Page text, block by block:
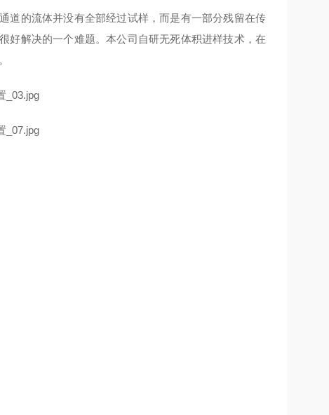
道的流体并没有全部经过试样，而是有一部分残留在传
好解决的一个难题。本公司自研无死体积进样技术，在